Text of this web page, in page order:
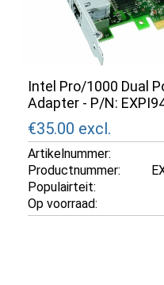
Intel Pro/1000 Dual
Adapter - P/N:
€35.00 excl.
Artikelnummer:
Productnummer:
Populairteit:
Op voorraad: